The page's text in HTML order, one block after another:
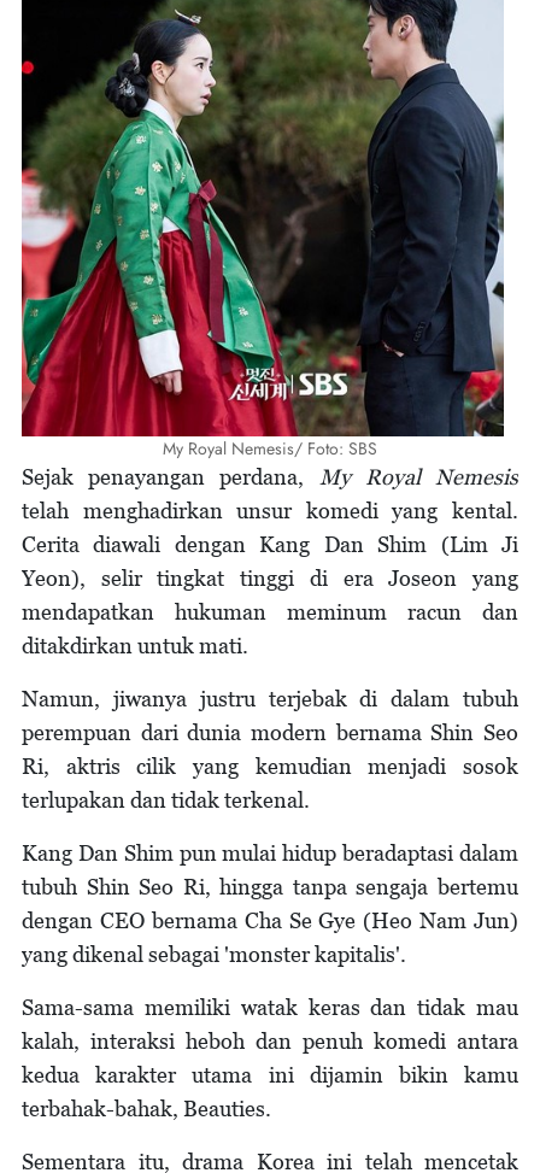
My Royal Nemesis/ Foto: SBS
Sejak penayangan perdana,
My Royal Nemesis
telah menghadirkan unsur komedi yang kental.
Cerita diawali dengan Kang Dan Shim (Lim Ji
Yeon), selir tingkat tinggi di era Joseon yang
mendapatkan hukuman meminum racun dan
ditakdirkan untuk mati.
Namun, jiwanya justru terjebak di dalam tubuh
perempuan dari dunia modern bernama Shin Seo
Ri, aktris cilik yang kemudian menjadi sosok
terlupakan dan tidak terkenal.
Kang Dan Shim pun mulai hidup beradaptasi dalam
tubuh Shin Seo Ri, hingga tanpa sengaja bertemu
dengan CEO bernama Cha Se Gye (Heo Nam Jun)
yang dikenal sebagai 'monster kapitalis'.
Sama-sama memiliki watak keras dan tidak mau
kalah, interaksi heboh dan penuh komedi antara
kedua karakter utama ini dijamin bikin kamu
terbahak-bahak, Beauties.
Sementara itu, drama Korea ini telah mencetak